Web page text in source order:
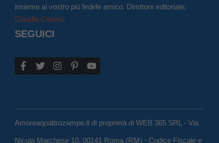
insieme al vostro più fedele amico. Direttore editoriale:
Claudia Colono.
SEGUICI
Amoreaquattrozampe.it di proprietà di WEB 365 SRL - Via
Nicola Marchese 10, 00141 Roma (RM) - Codice Fiscale e